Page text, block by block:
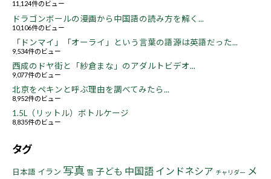
11,124件のビュー
ドラゴンボールの漫画から中国語の読み方を解く...
10,106件のビュー
「ドンマイ」「オーライ」という言葉の語源は英語だった...
9,534件のビュー
西成のドヤ街と「紗倉まな」のアダルトビデオ...
9,077件のビュー
北京をペキンと呼ぶ理由を調べてみたら...
8,952件のビュー
1.5L（リットル）ボトルケージ
8,835件のビュー
タグ
日本語 イラン 写真 雪 子ども 中国語 インドネシア チャリダー メ